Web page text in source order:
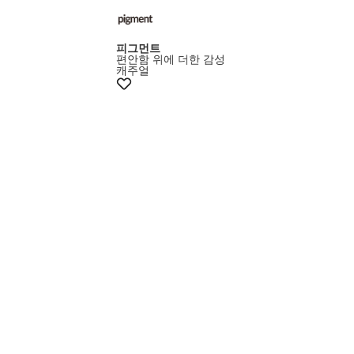
피그먼트
편안함 위에 더한 감성
캐주얼